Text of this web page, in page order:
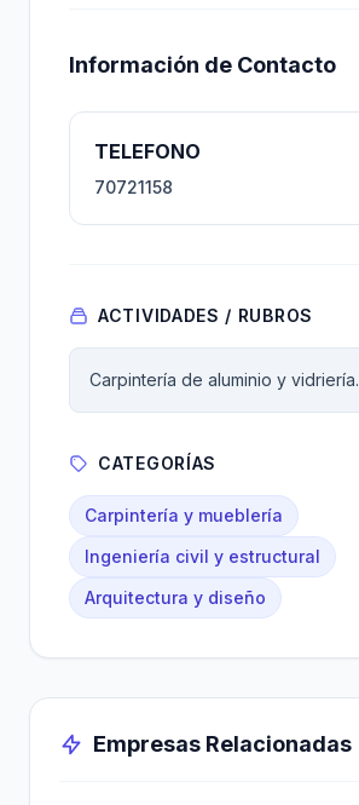
Información de Contacto
TELEFONO
70721158
ACTIVIDADES / RUBROS
Carpintería de aluminio y vidriería.
CATEGORÍAS
Carpintería y mueblería
Ingeniería civil y estructural
Arquitectura y diseño
Empresas Relacionadas